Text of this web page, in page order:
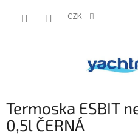
CZK
Termoska ESBIT
0,5l ČERNÁ